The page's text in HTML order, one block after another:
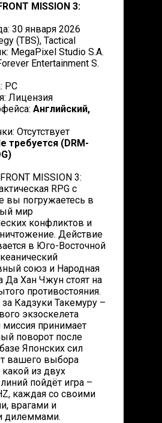
MISSION 3:
30 января 2026
(TBS), Tactical
MegaPixel Studio S.A.
Entertainment S.
PC
Лицензия
Английский,
Отсутствует
требуется (DRM-
FRONT MISSION 3:
RPG с
вы погружаетесь в
мир
конфликтов и
Действие
в Юго-Восточной
союз и Народная
Да Хан Чжун стоят на
противостояния.
Кадзуки Такемуру –
экзоскелета
миссия принимает
поворот после
Японских сил
вашего выбора
какой из двух
пойдёт игра –
каждая со своими
врагами и
дилеммами.